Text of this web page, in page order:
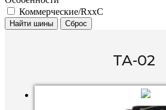
Коммерческие/RxxC
Найти шины Сброс
TA-02